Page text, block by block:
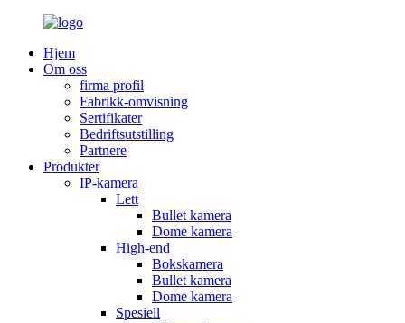
Hjem
Om oss
firma profil
Fabrikk-omvisning
Sertifikater
Bedriftsutstilling
Partnere
Produkter
IP-kamera
Lett
Bullet kamera
Dome kamera
High-end
Bokskamera
Bullet kamera
Dome kamera
Spesiell